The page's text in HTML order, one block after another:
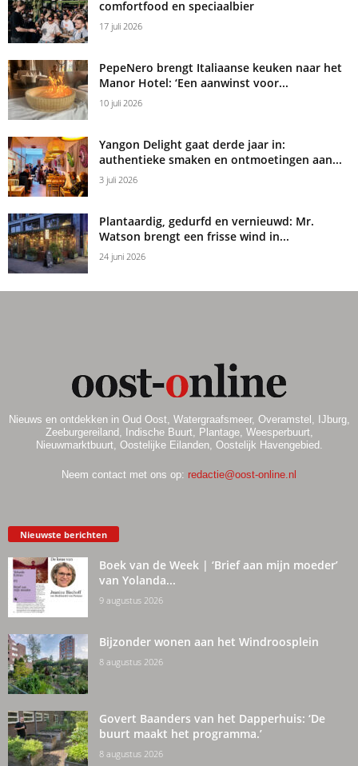
comfortfood en speciaalbier
17 juli 2026
PepeNero brengt Italiaanse keuken naar het
Manor Hotel: ‘Een aanwinst voor...
10 juli 2026
Yangon Delight gaat derde jaar in:
authentieke smaken en ontmoetingen aan...
3 juli 2026
Plantaardig, gedurfd en vernieuwd: Mr.
Watson brengt een frisse wind in...
24 juni 2026
Nieuws en ontdekken in Oud Oost, Watergraafsmeer, Overamstel, IJburg,
Zeeburgereiland, Indische Buurt, Plantage, Weesperbuurt,
Nieuwmarktbuurt, Oostelijke Eilanden, Oostelijk Havengebied.
Neem contact met ons op: redactie@oost-online.nl
Nieuwste berichten
Boek van de Week | ‘Brief aan mijn moeder’
van Yolanda...
9 augustus 2026
Bijzonder wonen aan het Windroosplein
8 augustus 2026
Govert Baanders van het Dapperhuis: ‘De
buurt maakt het programma.’
8 augustus 2026